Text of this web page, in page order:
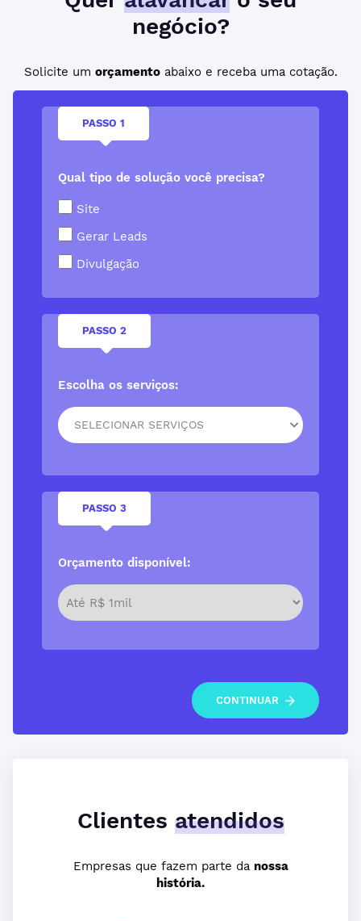
negócio?
Solicite um orçamentoabaixo e receba uma cotação.
PASSO 1
Qual tipo de solução você precisa?
Site
Gerar Leads
Divulgação
PASSO 2
Escolha os serviços:
SELECIONAR SERVIÇOS
PASSO 3
Orçamento disponível:
CONTINUAR
Clientes atendidos
Empresas que fazem parte da nossa
história.